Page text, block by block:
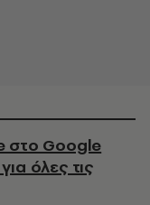
στο Google
όλες τις